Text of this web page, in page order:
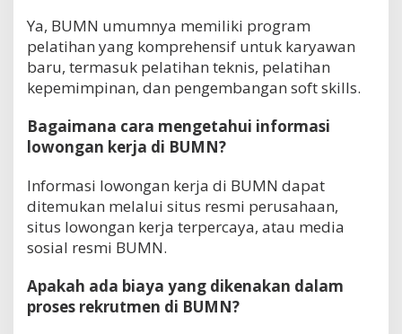
Ya, BUMN umumnya memiliki program
pelatihan yang komprehensif untuk karyawan
baru, termasuk pelatihan teknis, pelatihan
kepemimpinan, dan pengembangan soft skills.
Bagaimana cara mengetahui informasi
lowongan kerja di BUMN?
Informasi lowongan kerja di BUMN dapat
ditemukan melalui situs resmi perusahaan,
situs lowongan kerja terpercaya, atau media
sosial resmi BUMN.
Apakah ada biaya yang dikenakan dalam
proses rekrutmen di BUMN?